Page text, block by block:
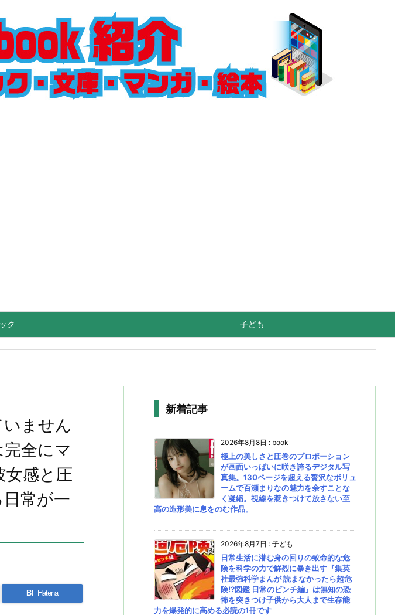
ク 子ども
ません
全にマ
女感と圧
常が一
B! Hatena
新着記事
2026年8月8日 : book
極上の美しさと圧巻のプロポーション
が画面いっぱいに咲き誇るデジタル写
真集。130ページを超える贅沢なボリュ
ームで百瀬まりなの魅力を余すことな
く凝縮。視線を惹きつけて放さない至
高の造形美に息をのむ作品。
2026年8月7日 : 子ども
日常生活に潜む身の回りの致命的な危
険を科学の力で鮮烈に暴き出す『集英
社最強科学まんが 読まなかったら超危
険!?図鑑 日常のピンチ編』は無知の恐
怖を突きつけ子供から大人まで生存能
力を爆発的に高める必読の1冊です